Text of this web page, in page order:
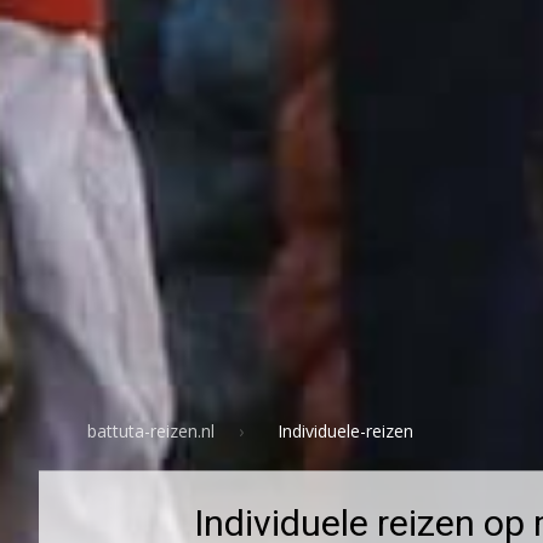
battuta-reizen.nl Individuele-reizen
Individuele reizen op